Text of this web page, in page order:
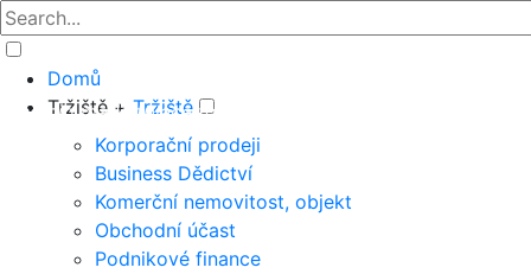
The big marketplace for business
Domů
Tržiště + Tržiště
Korporační prodeji
Business Dědictví
Komerční nemovitost, objekt
Obchodní účast
Podnikové finance